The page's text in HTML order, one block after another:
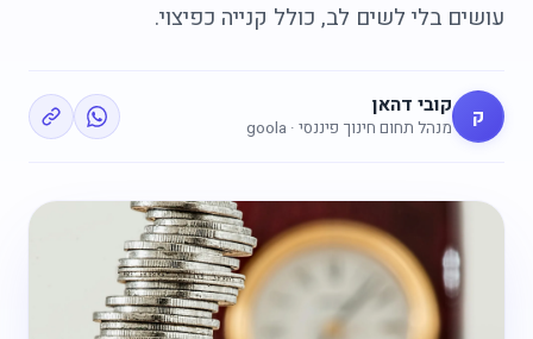
עושים בלי לשים לב, כולל קנייה כפיצוי.
ק קובי דהאן
מנהל תחום חינוך פיננסי · goola